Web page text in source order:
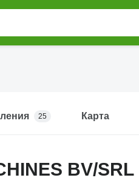
25 Карта
BV/SRL